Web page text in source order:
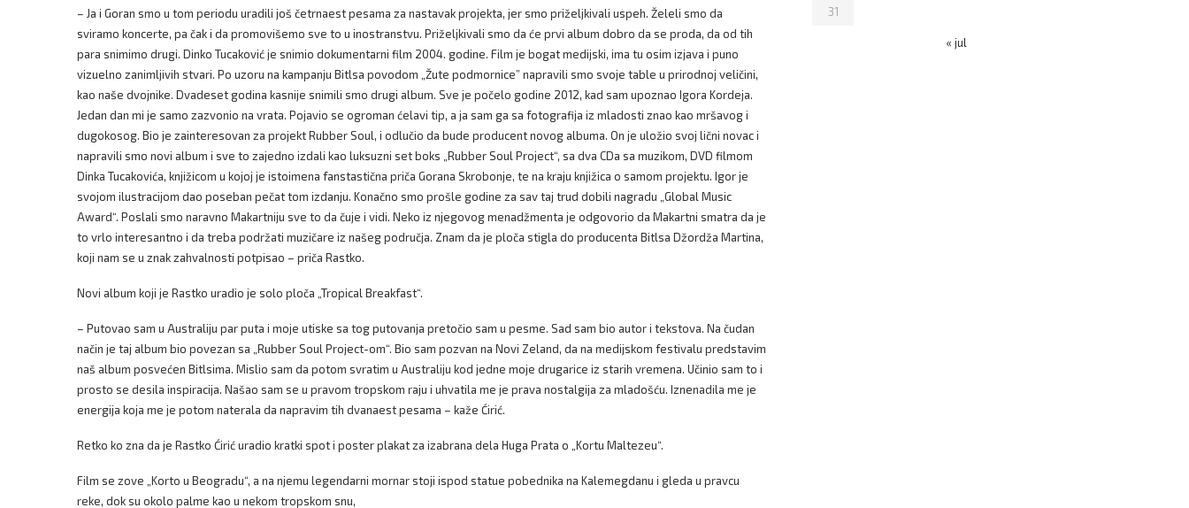
– Ja i Goran smo u tom periodu uradili još četrnaest pesama za nastavak projekta, jer smo priželjkivali uspeh. Želeli smo da
sviramo koncerte, pa čak i da promovišemo sve to u inostranstvu. Priželjkivali smo da će prvi album dobro da se proda, da od tih
para snimimo drugi. Dinko Tucaković je snimio dokumentarni film 2004. godine. Film je bogat medijski, ima tu osim izjava i puno
vizuelno zanimljivih stvari. Po uzoru na kampanju Bitlsa povodom „Žute podmornice” napravili smo svoje table u prirodnoj veličini,
kao naše dvojnike. Dvadeset godina kasnije snimili smo drugi album. Sve je počelo godine 2012, kad sam upoznao Igora Kordeja.
Jedan dan mi je samo zazvonio na vrata. Pojavio se ogroman ćelavi tip, a ja sam ga sa fotografija iz mladosti znao kao mršavog i
dugokosog. Bio je zainteresovan za projekt Rubber Soul, i odlučio da bude producent novog albuma. On je uložio svoj lični novac i
napravili smo novi album i sve to zajedno izdali kao luksuzni set boks „Rubber Soul Project“, sa dva CDa sa muzikom, DVD filmom
Dinka Tucakovića, knjižicom u kojoj je istoimena fanstastična priča Gorana Skrobonje, te na kraju knjižica o samom projektu. Igor je
svojom ilustracijom dao poseban pečat tom izdanju. Konačno smo prošle godine za sav taj trud dobili nagradu „Global Music
Award“. Poslali smo naravno Makartniju sve to da čuje i vidi. Neko iz njegovog menadžmenta je odgovorio da Makartni smatra da je
to vrlo interesantno i da treba podržati muzičare iz našeg područja. Znam da je ploča stigla do producenta Bitlsa Džordža Martina,
koji nam se u znak zahvalnosti potpisao – priča Rastko.
Novi album koji je Rastko uradio je solo ploča „Tropical Breakfast“.
– Putovao sam u Australiju par puta i moje utiske sa tog putovanja pretočio sam u pesme. Sad sam bio autor i tekstova. Na čudan
način je taj album bio povezan sa „Rubber Soul Project-om“. Bio sam pozvan na Novi Zeland, da na medijskom festivalu predstavim
naš album posvećen Bitlsima. Mislio sam da potom svratim u Australiju kod jedne moje drugarice iz starih vremena. Učinio sam to i
prosto se desila inspiracija. Našao sam se u pravom tropskom raju i uhvatila me je prava nostalgija za mladošću. Iznenadila me je
energija koja me je potom naterala da napravim tih dvanaest pesama – kaže Ćirić.
Retko ko zna da je Rastko Ćirić uradio kratki spot i poster plakat za izabrana dela Huga Prata o „Kortu Maltezeu“.
Film se zove „Korto u Beogradu“, a na njemu legendarni mornar stoji ispod statue pobednika na Kalemegdanu i gleda u pravcu
reke, dok su okolo palme kao u nekom tropskom snu,
31
« jul